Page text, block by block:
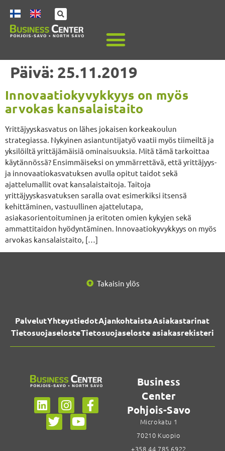
Päivä: 25.11.2019
Innovaatiokyvykkyys on myös
arvokas kansalaistaito
Yrittäjyyskasvatus on lähes jokaisen korkeakoulun
strategiassa. Nykyinen asiantuntijatyö vaatii myös tiimeiltä ja
yksilöiltä yrittäjämäisiä ominaisuuksia. Mitä tämä tarkoittaa
käytännössä? Ensimmäiseksi on ymmärrettävä, että yrittäjyys-
ja innovaatiokasvatuksen avulla opitut taidot sekä
ajattelumallit ovat kansalaistaitoja. Taitoja
yrittäjyyskasvatuksen saralla ovat esimerkiksi itsensä
kehittäminen, vastuullinen ajattelutapa,
asiakasorientoituminen ja eritoten omien kykyjen sekä
ammattitaidon hyödyntäminen. Innovaatiokyvykkyys on myös
arvokas kansalaistaito, […]
Takaisin ylös
PalvelutYhteystiedotAjankohtaistaAsiakastarinat
TietosuojaselosteTietosuojaseloste asiakasrekisteri
Business
Center
Pohjois-Savo
Microkatu 1
70210 Kuopio
+358 44 785 6922